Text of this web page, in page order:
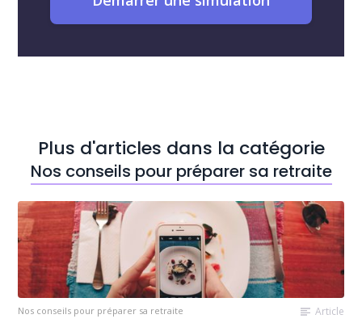
Plus d'articles dans la catégorie
Nos conseils pour préparer sa retraite
Nos conseils pour préparer sa retraite Article